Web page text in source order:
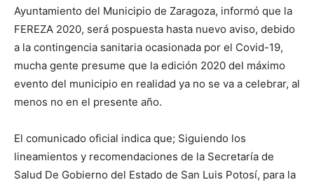
Ayuntamiento del Municipio de Zaragoza, informó que la
FEREZA 2020, será pospuesta hasta nuevo aviso, debido
a la contingencia sanitaria ocasionada por el Covid-19,
mucha gente presume que la edición 2020 del máximo
evento del municipio en realidad ya no se va a celebrar, al
menos no en el presente año.
El comunicado oficial indica que; Siguiendo los
lineamientos y recomendaciones de la Secretaría de
Salud De Gobierno del Estado de San Luis Potosí, para la